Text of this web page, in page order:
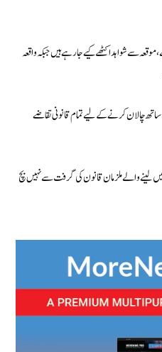
سے شواہد اکٹھے کیے جارہے ہیں جبکہ واقعہ
چالان کرنے کے لیے تمام قانونی تقاضے
میں لینے والے ملزمان قانون کی گرفت سے نہیں بچ